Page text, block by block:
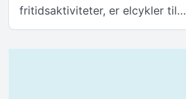
fritidsaktiviteter, er elcykler til…